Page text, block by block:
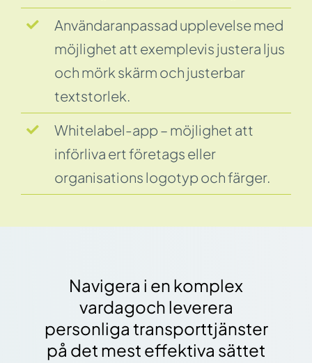
Användaranpassad upplevelse med
möjlighet att exemplevis justera ljus
och mörk skärm och justerbar
textstorlek.
Whitelabel-app – möjlighet att
införliva ert företags eller
organisations logotyp och färger.
Navigera i en komplex
vardagoch leverera
personliga transporttjänster
på det mest effektiva sättet